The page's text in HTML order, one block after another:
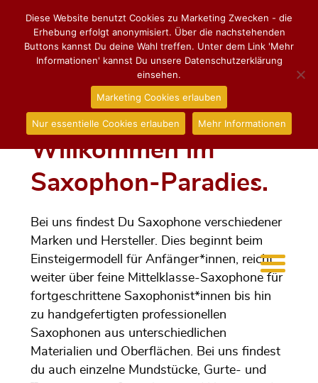
Willkommen im
Saxophon-Paradies.
Bei uns findest Du Saxophone verschiedener
Marken und Hersteller. Dies beginnt beim
Einsteigermodell für Anfänger*innen, reicht
weiter über feine Mittelklasse-Saxophone für
fortgeschrittene Saxophonist*innen bis hin
zu handgefertigten professionellen
Saxophonen aus unterschiedlichen
Materialien und Oberflächen. Bei uns findest
du auch einzelne Mundstücke, Gurte- und
Diese Website benutzt Cookies zu Marketing Zwecken - die
Erhebung erfolgt anonymisiert. Über die nachstehenden
Buttons kannst Du deine Wahl treffen. Unter dem Link 'Mehr
Informationen' kannst Du unsere Datenschutzerklärung
einsehen.
Marketing Cookies erlauben
Nur essentielle Cookies erlauben Mehr Informationen